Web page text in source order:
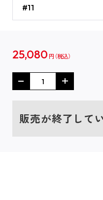
#11
25,080 円
販売が終了して